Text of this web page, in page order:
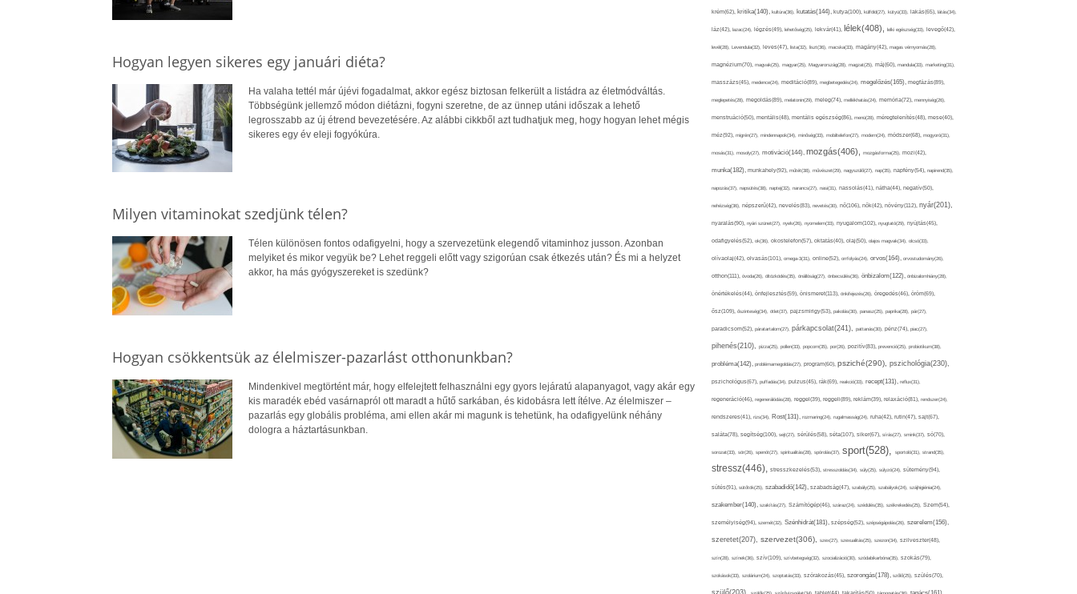
Hogyan legyen sikeres egy januári diéta?
Ha valaha tettél már újévi fogadalmat, akkor egész biztosan felkerült a listádra az életmódváltás.
Többségünk jellemző módon diétázni, fogyni szeretne, de az ünnep utáni időszak a lehető
legrosszabb az új étrend bevezetésére. Az alábbi cikkből azt tudhatjuk meg, hogy hogyan lehet mégis
sikeres egy év eleji fogyókúra.
Milyen vitaminokat szedjünk télen?
Télen különösen fontos odafigyelni, hogy a szervezetünk elegendő vitaminhoz jusson. Azonban
melyiket és mikor vegyük be? Lehet reggeli előtt vagy szigorúan csak étkezés után? És mi a helyzet
akkor, ha más gyógyszereket is szedünk?
Hogyan csökkentsük az élelmiszer-pazarlást otthonunkban?
Mindenkivel megtörtént már, hogy elfelejtett felhasználni egy gyors lejáratú alapanyagot, vagy akár egy
kis maradék ebéd vasárnapról ott maradt a hűtő sarkában, és kidobásra lett ítélve. Az élelmiszer –
pazarlás egy globális probléma, ami ellen akár mi magunk is tehetünk, ha odafigyelünk néhány
dologra a háztartásunkban.
krém(62), kritika(140), kultúra(36), kutatás(144), kutya(100), külföld(27), kütyü(33), lakás(65), látás(34),
láz(42), lazac(24), légzés(49), lehetőség(25), lekvár(41), lélek(408), lelki egészség(33), levegő(42),
levél(28), Levendula(32), leves(47), lista(32), liszt(36), macska(33), magány(42), magas vérnyomás(28),
magnézium(70), magvak(25), magyar(25), Magyarország(28), magzat(25), máj(60), mandula(33), marketing(31),
masszázs(45), medence(24), meditáció(89), megbetegedés(24), megelőzés(165), megfázás(89),
meglepetés(28), megoldás(89), melatonin(29), meleg(74), mellékhatás(24), memória(72), mennyiség(26),
menstruáció(50), mentális(48), mentális egészség(86), menü(28), méregtelenítés(48), mese(40),
méz(92), migrén(27), mindennapok(34), minőség(33), mobiltelefon(27), modern(24), módszer(68), mogyoró(31),
mosás(31), mosoly(27), motiváció(144), mozgás(406), mozgásforma(25), mozi(42),
munka(182), munkahely(92), műtét(38), művészet(29), nagyszülő(27), nap(35), napfény(54), napirend(35),
napozás(37), napsütés(38), naptej(32), narancs(27), nasi(31), nassolás(41), nátha(44), negatív(50),
nehézség(36), népszerű(42), nevelés(83), nevetés(30), nő(106), nők(42), növény(112), nyár(201),
nyaralás(90), nyári szünet(27), nyelv(26), nyomelem(33), nyugalom(102), nyugtató(29), nyújtás(45),
odafigyelés(52), ok(36), okostelefon(57), oktatás(40), olaj(50), olajos magvak(34), olcsó(33),
olívaolaj(42), olvasás(101), omega-3(31), online(52), orrfolyás(24), orvos(164), orvostudomány(26),
otthon(111), óvoda(26), öltözködés(35), önállóság(27), önbecsülés(36), önbizalom(122), önbizalomhiány(28),
önértékelés(44), önfejlesztés(59), önismeret(113), önkifejezés(26), öregedés(46), öröm(69),
ősz(109), őszinteség(34), ötlet(37), pajzsmirigy(53), pakolás(30), panasz(25), paprika(28), pár(27),
paradicsom(52), páratartalom(27), párkapcsolat(241), pattanás(30), pénz(74), piac(27),
pihenés(210), pizza(25), pollen(33), popcorn(35), por(26), pozitív(83), prevenció(25), probiotikum(38),
probléma(142), problémamegoldás(27), program(60), psziché(290), pszichológia(230),
pszichológus(67), puffadás(34), pulzus(45), rák(69), reakció(33), recept(131), reflux(31),
regeneráció(46), regenerálódás(28), reggel(39), reggeli(89), reklám(39), relaxáció(81), rendszer(24),
rendszeres(41), rizs(34), Rost(131), rozmaring(24), rugalmasság(24), ruha(42), rutin(47), sajt(67),
saláta(78), segítség(100), sejt(27), sérülés(58), séta(107), siker(67), sírás(27), smink(37), só(70),
sorozat(33), sör(26), spenót(27), spiritualitás(28), spórolás(37), sport(528), sportoló(31), strand(35),
stressz(446), stresszkezelés(53), stresszoldás(34), súly(25), súlyzó(24), sütemény(94),
sütés(91), sütőtök(25), szabadidő(142), szabadság(47), szabály(25), szabályok(24), szájhigiénia(24),
szakember(140), szakítás(27), Számítógép(46), száraz(24), szédülés(35), székrekedés(25), Szem(54),
személyiség(94), szemét(32), Szénhidrát(181), szépség(52), szépségápolás(26), szerelem(156),
szeretet(207), szervezet(306), szex(27), szexualitás(25), szezon(34), szilveszter(48),
szín(28), színek(36), szív(109), szívbetegség(32), szocializáció(30), szódabikarbóna(35), szokás(79),
szokások(33), szolárium(24), szoptatás(33), szórakozás(45), szorongás(178), szőlő(25), szülés(70),